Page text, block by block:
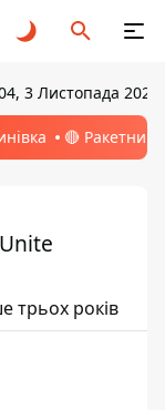
3 Листопада 2021
🔴 Ракетний
трьох років